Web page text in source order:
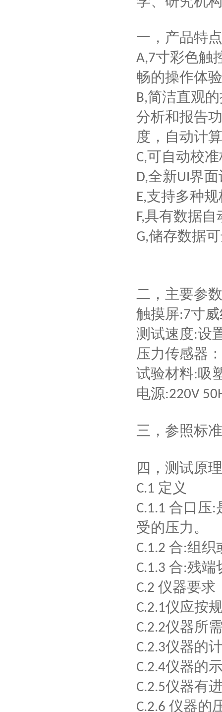
一， 产品特点
A,7寸彩色触
畅的操作体验
B,简洁直观
分析和报告
度，自动计
C,可自动校
D,全新UI界
E,支持多种
F,具有数据自
G,储存数据
二， 主要参数
触摸屏:7寸
测试速度:设
压力传感器
试验材料:吸
电源:220V
三， 参照标准
四， 测试原理
C.1 定义
C.1.1 合口压:
受的压力。
C.1.2 合:组织
C.1.3 合:残端
C.2 仪器要求
C.2.1仪应按
C.2.2仪器所
C.2.3仪器的
C.2.4仪器的
C.2.5仪器有
C.2.6 仪器的